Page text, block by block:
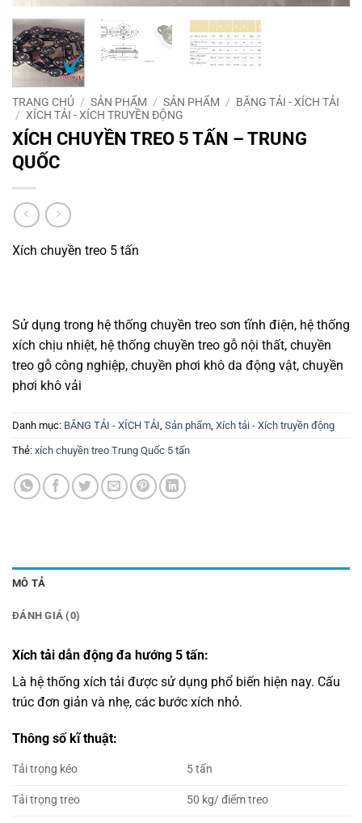
TRANG CHỦ / SẢN PHẨM / SẢN PHẨM / BĂNG TẢI - XÍCH TẢI
/ XÍCH TẢI - XÍCH TRUYỀN ĐỘNG
XÍCH CHUYỀN TREO 5 TẤN – TRUNG
QUỐC
Xích chuyền treo 5 tấn
Sử dụng trong hệ thống chuyền treo sơn tĩnh điện, hệ thống
xích chịu nhiệt, hệ thống chuyền treo gỗ nội thất, chuyền
treo gỗ công nghiệp, chuyền phơi khô da động vật, chuyền
phơi khô vải
Danh mục: BĂNG TẢI - XÍCH TẢI Sản phẩm Xích tải - Xích truyền động
Thẻ: xích chuyền treo Trung Quốc 5 tấn
MÔ TẢ
ĐÁNH GIÁ (0)
Xích tải dẫn động đa hướng 5 tấn:
Là hệ thống xích tải được sử dụng phổ biến hiện nay. Cấu
trúc đơn giản và nhẹ, các bước xích nhỏ.
Thông số kĩ thuật:
Tải trọng kéo 5 tấn
Tải trọng treo 50 kg/ điểm treo